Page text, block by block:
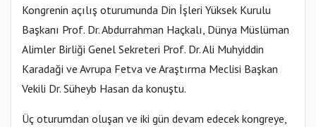
Kongrenin açılış oturumunda Din İşleri Yüksek Kurulu
Başkanı Prof. Dr. Abdurrahman Haçkalı, Dünya Müslüman
Alimler Birliği Genel Sekreteri Prof. Dr. Ali Muhyiddin
Karadaği ve Avrupa Fetva ve Araştırma Meclisi Başkan
Vekili Dr. Süheyb Hasan da konuştu.
Üç oturumdan oluşan ve iki gün devam edecek kongreye,